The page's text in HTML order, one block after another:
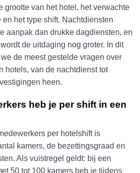
grootte van het hotel, het verwachte
het type shift. Nachtdiensten
aanpak dan drukke dagdiensten, en
de uitdaging nog groter. In dit
de meest gestelde vragen over
hotels, van de nachtdienst tot
heen.
heb je per shift in een
per hotelshift is
kamers, de bezettingsgraad en
Als vuistregel geldt: bij een
50 tot 100 kamers heb je tijdens